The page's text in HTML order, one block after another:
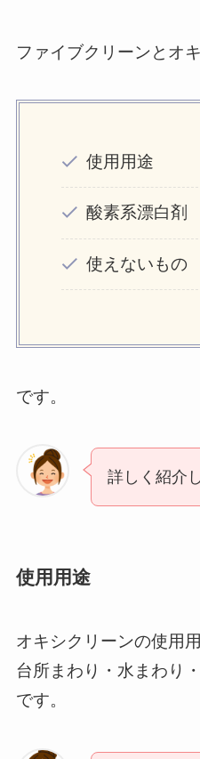
ファイブクリーンとオ
使用用途
酸素系漂白剤
使えないもの
です。
詳しく紹介
使用用途
オキシクリーンの使用
台所まわり・水まわり
です。